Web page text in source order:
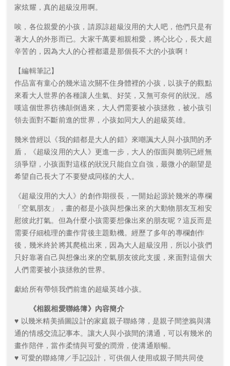
家炫耀，真的超級沒用啊。
唉，各位親愛的小孩，請原諒超級沒用的大人吧，他們只是有
著大人的外形而已。大家千萬要相親相愛，將心比心，長大超
辛苦的，因為大人的心裡都還是那個長不大的小孩啊！
【編輯筆記】
作品富有童心的幾米這次關不住身體裡的小孩，以孩子的觀點
來看大人世界的各種讓人生氣、好笑，又無可奈何的狀況。感
嘆這個世界彷彿顛倒過來，大人們需要被小孩拯救，被小孩引
領去面對不斷前進的世界，小孩如同大人的超級英雄。
幾米曾經以《我的錯都是大人的錯》來嘲諷大人與小孩間的矛
盾，《超級沒用的大人》更進一步，大人的假面與脆弱已經無
須爭辯，小孩面對這樣的狀況只能自立自強，最微小的願望是
希望自己長大了不要變成同樣的大人。
《超級沒用的大人》的創作期很長，一開始起源於幾米的專欄
「空氣朋友」，畫的都是小孩與想像出來的大動物朋友互相安
慰彼此打氣。但為什麼小孩需要想像出來的朋友呢？這反而是
需要仔細梳理的畫作背後主題動機。經歷了多年的專欄創作
後，幾米終於將其爬梳出來，因為大人超級沒用，所以小孩們
只好靠著自己與想像出來的空氣朋友彼此支援，來面對這個大
人們需要被小孩拯救的世界。
獻給所有帶領我們前進的超級英雄小孩。
《相親相愛聯絡簿》內容簡介
♥ 以幾米精美插圖設計的家庭親子聯絡簿，是親子間塗鴉與溝
通的情感交流記事本。讓大人與小孩間的溝通，可以有幾米的
畫作陪伴，當作柔情與可愛的潤滑，使溝通順暢。
♥ 可愛的聯絡簿／手記設計，可供個人使用或親子間共同使